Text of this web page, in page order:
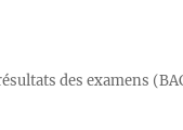
des examens